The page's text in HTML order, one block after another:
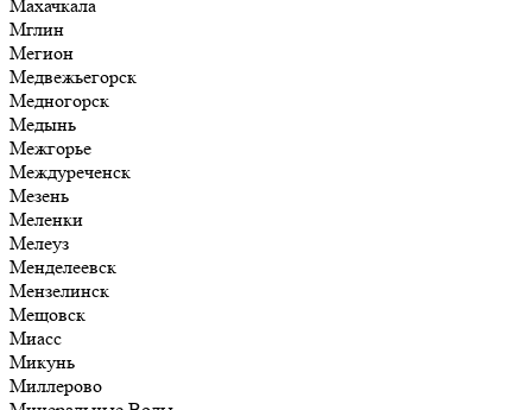
Махачкала
Мглин
Мегион
Медвежьегорск
Медногорск
Медынь
Межгорье
Междуреченск
Мезень
Меленки
Мелеуз
Менделеевск
Мензелинск
Мещовск
Миасс
Микунь
Миллерово